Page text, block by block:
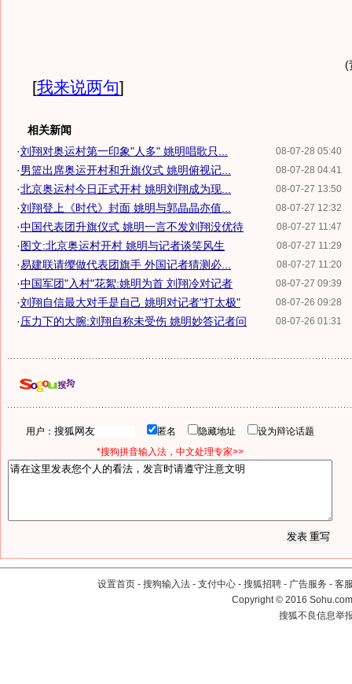
(
[我来说两句]
相关新闻
08-07-28 05:40
·刘翔对奥运村第一印象"人多" 姚明唱歌只...
08-07-28 04:41
·男篮出席奥运开村和升旗仪式 姚明俯视记...
08-07-27 13:50
·北京奥运村今日正式开村 姚明刘翔成为现...
08-07-27 12:32
·刘翔登上《时代》封面 姚明与郭晶晶亦值...
08-07-27 11:47
·中国代表团升旗仪式 姚明一言不发刘翔没优待
08-07-27 11:29
·图文:北京奥运村开村 姚明与记者谈笑风生
08-07-27 11:20
·易建联请缨做代表团旗手 外国记者猜测必...
08-07-27 09:39
·中国军团"入村"花絮:姚明为首 刘翔冷对记者
08-07-26 09:28
·刘翔自信最大对手是自己 姚明对记者"打太极"
08-07-26 01:31
·压力下的大腕:刘翔自称未受伤 姚明妙答记者问
用户： 匿名 隐藏地址
设为辩论话题
*搜狗拼音输入法，中文处理专家>>
设置首页 - 搜狗输入法 - 支付中心 - 搜狐招聘 - 广告服务 - 客
Copyright©2016
搜狐不良信息举